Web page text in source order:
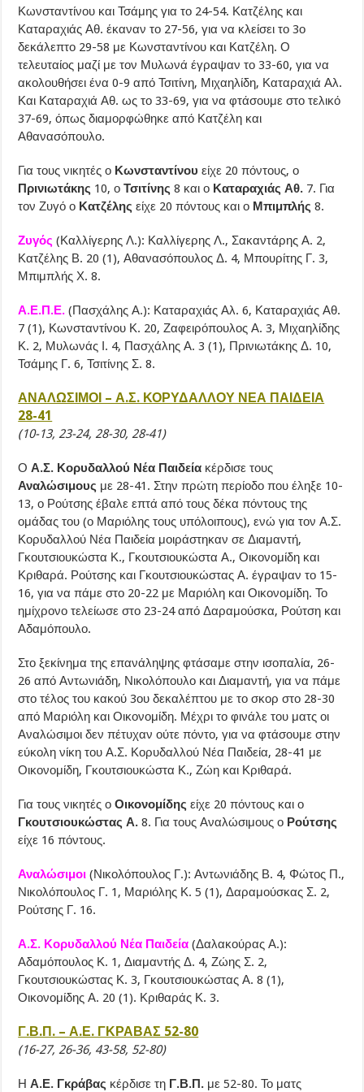
Κωνσταντίνου και Τσάμης για το 24-54. Κατζέλης και
Καταραχιάς Αθ. έκαναν το 27-56, για να κλείσει το 3ο
δεκάλεπτο 29-58 με Κωνσταντίνου και Κατζέλη. Ο
τελευταίος μαζί με τον Μυλωνά έγραψαν το 33-60, για να
ακολουθήσει ένα 0-9 από Τσιτίνη, Μιχαηλίδη, Καταραχιά Αλ.
Και Καταραχιά Αθ. ως το 33-69, για να φτάσουμε στο τελικό
37-69, όπως διαμορφώθηκε από Κατζέλη και
Αθανασόπουλο.
Για τους νικητές ο Κωνσταντίνουείχε 20 πόντους, ο
Πρινιωτάκης 10, οΤσιτίνης8 και ο Καταραχιάς Αθ. 7. Για
τον Ζυγό ο Κατζέληςείχε 20 πόντους και ο Μπιμπλής8.
Ζυγός(Καλλίγερης Λ.): Καλλίγερης Λ., Σακαντάρης Α. 2,
Κατζέλης Β. 20 (1), Αθανασόπουλος Δ. 4, Μπουρίτης Γ. 3,
Μπιμπλής Χ. 8.
Α.Ε.Π.Ε. (Πασχάλης Α.): Καταραχιάς Αλ. 6, Καταραχιάς Αθ.
7 (1), Κωνσταντίνου Κ. 20, Ζαφειρόπουλος Α. 3, Μιχαηλίδης
Κ. 2, Μυλωνάς Ι. 4, Πασχάλης Α. 3 (1), Πρινιωτάκης Δ. 10,
Τσάμης Γ. 6, Τσιτίνης Σ. 8.
ΑΝΑΛΩΣΙΜΟΙ – Α.Σ. ΚΟΡΥΔΑΛΛΟΥ ΝΕΑ ΠΑΙΔΕΙΑ
28-41
(10-13, 23-24, 28-30, 28-41)
ΟΑ.Σ. Κορυδαλλού Νέα Παιδεία κέρδισε τους
Αναλώσιμους με 28-41. Στην πρώτη περίοδο που έληξε 10-
13, ο Ρούτσης έβαλε επτά από τους δέκα πόντους της
ομάδας του (ο Μαριόλης τους υπόλοιπους), ενώ για τον Α.Σ.
Κορυδαλλού Νέα Παιδεία μοιράστηκαν σε Διαμαντή,
Γκουτσιουκώστα Κ., Γκουτσιουκώστα Α., Οικονομίδη και
Κριθαρά. Ρούτσης και Γκουτσιουκώστας Α. έγραψαν το 15-
16, για να πάμε στο 20-22 με Μαριόλη και Οικονομίδη. Το
ημίχρονο τελείωσε στο 23-24 από Δαραμούσκα, Ρούτση και
Αδαμόπουλο.
Στο ξεκίνημα της επανάληψης φτάσαμε στην ισοπαλία, 26-
26 από Αντωνιάδη, Νικολόπουλο και Διαμαντή, για να πάμε
στο τέλος του κακού 3ου δεκαλέπτου με το σκορ στο 28-30
από Μαριόλη και Οικονομίδη. Μέχρι το φινάλε του ματς οι
Αναλώσιμοι δεν πέτυχαν ούτε πόντο, για να φτάσουμε στην
εύκολη νίκη του Α.Σ. Κορυδαλλού Νέα Παιδεία, 28-41 με
Οικονομίδη, Γκουτσιουκώστα Κ., Ζώη και Κριθαρά.
Για τους νικητές οΟικονομίδηςείχε 20 πόντους και ο
Γκουτσιουκώστας Α. 8. Για τους Αναλώσιμους ο Ρούτσης
είχε 16 πόντους.
Αναλώσιμοι(Νικολόπουλος Γ.): Αντωνιάδης Β. 4, Φώτος Π.,
Νικολόπουλος Γ. 1, Μαριόλης Κ. 5 (1), Δαραμούσκας Σ. 2,
Ρούτσης Γ. 16.
Α.Σ. Κορυδαλλού Νέα Παιδεία(Δαλακούρας Α.):
Αδαμόπουλος Κ. 1, Διαμαντής Δ. 4, Ζώης Σ. 2,
Γκουτσιουκώστας Κ. 3, Γκουτσιουκώστας Α. 8 (1),
Οικονομίδης Α. 20 (1). Κριθαράς Κ. 3.
Γ.Β.Π. – Α.Ε. ΓΚΡΑΒΑΣ 52-80
(16-27, 26-36, 43-58, 52-80)
ΗΑ.Ε. Γκράβας κέρδισε τη Γ.Β.Π. με 52-80. Το ματς